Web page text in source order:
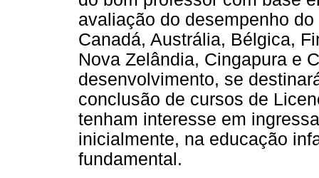
avaliação do desempenho
Canadá, Austrália, Bélgica,
Nova Zelândia, Cingapura e
desenvolvimento, se
conclusão de cursos de
tenham interesse em
inicialmente, na educação
fundamental.